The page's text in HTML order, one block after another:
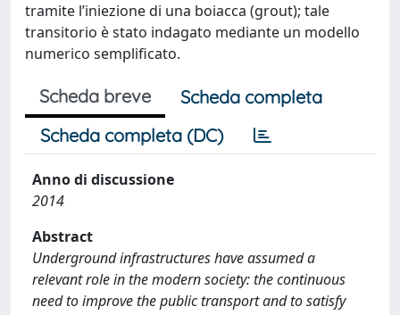
tramite l’iniezione di una boiacca (grout); tale
transitorio è stato indagato mediante un modello
numerico semplificato.
Scheda breve
Scheda completa
Scheda completa (DC)
Anno di discussione
2014
Abstract
Underground infrastructures have assumed a
relevant role in the modern society: the continuous
need to improve the public transport and to satisfy